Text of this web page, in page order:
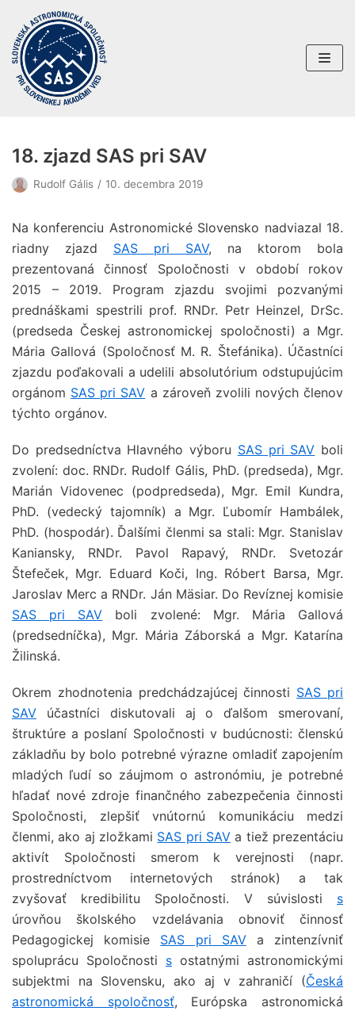
Preskočiť
na
obsah
18. zjazd SAS pri SAV
Rudolf Gális 10. decembra 2019
Na konferenciu Astronomické Slovensko nadviazal 18.
riadny zjazd SAS pri SAV, na ktorom bola
prezentovaná činnosť Spoločnosti v období rokov
2015 – 2019. Program zjazdu svojimi pozvanými
prednáškami spestrili prof. RNDr. Petr Heinzel, DrSc.
(predseda Českej astronomickej spoločnosti) a Mgr.
Mária Gallová (Spoločnosť M. R. Štefánika). Účastníci
zjazdu poďakovali a udelili absolutórium odstupujúcim
orgánom SAS pri SAV a zároveň zvolili nových členov
týchto orgánov.
Do predsedníctva Hlavného výboru SAS pri SAV boli
zvolení: doc. RNDr. Rudolf Gális, PhD. (predseda), Mgr.
Marián Vidovenec (podpredseda), Mgr. Emil Kundra,
PhD. (vedecký tajomník) a Mgr. Ľubomír Hambálek,
PhD. (hospodár). Ďalšími členmi sa stali: Mgr. Stanislav
Kaniansky, RNDr. Pavol Rapavý, RNDr. Svetozár
Štefeček, Mgr. Eduard Koči, Ing. Róbert Barsa, Mgr.
Jaroslav Merc a RNDr. Ján Mäsiar. Do Revíznej komisie
SAS pri SAV boli zvolené: Mgr. Mária Gallová
(predsedníčka), Mgr. Mária Záborská a Mgr. Katarína
Žilinská.
Okrem zhodnotenia predchádzajúcej činnosti SAS pri
SAV účastníci diskutovali aj o ďalšom smerovaní,
štruktúre a poslaní Spoločnosti v budúcnosti: členskú
základňu by bolo potrebné výrazne omladiť zapojením
mladých ľudí so záujmom o astronómiu, je potrebné
hľadať nové zdroje finančného zabezpečenia činnosti
Spoločnosti, zlepšiť vnútornú komunikáciu medzi
členmi, ako aj zložkami SAS pri SAV a tiež prezentáciu
aktivít Spoločnosti smerom k verejnosti (napr.
prostredníctvom internetových stránok) a tak
zvyšovať kredibilitu Spoločnosti. V súvislosti s
úrovňou školského vzdelávania obnoviť činnosť
Pedagogickej komisie SAS pri SAVa zintenzívniť
spoluprácu Spoločnosti s ostatnými astronomickými
subjektmi na Slovensku, ako aj v zahraničí (Česká
astronomická spoločnosť, Európska astronomická